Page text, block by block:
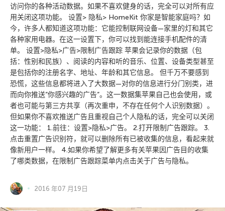
访问你的各种活动数据。如果不喜欢健身的话，完全可以对所有应
用关闭这项功能。 设置> 隐私> HomeKit 你家是智能家庭吗？如
今，许多人都知道这项功能：它能控制联网设备—家里的灯和其它
各种家用电器。在这一设置下，你可以找到能连接手机配件的清
单。 设置>隐私>广告>限制广告跟踪 苹果会记录你的数据（包
括：性别和民族）、阅读的内容和听的音乐、位置、设备类型甚至
是包括你的注册名字、地址、年龄和其它信息。 但千万不要感到
恐慌，这些信息都将进入了大数据—对你的信息进行分门别类，进
而向你推送”你感兴趣的广告”。这一数据集苹果自己也会使用，或
者也可能与第三方共享（再次重申，不存在任何个人识别数据）。
但如果你不喜欢推送广告且重视自己个人隐私的话，完全可以关闭
这一功能： 1.前往：设置>隐私>广告。 2.打开限制广告跟踪。 3.
点击重置广告识别符，就可以删除所有已被收集的信息，看起来就
像新用户一样。 4.如果你希望了解更多有关苹果因广告目的收集
了哪类数据，在限制广告跟踪菜单内点击关于广告与隐私。
2016 年07 月19日